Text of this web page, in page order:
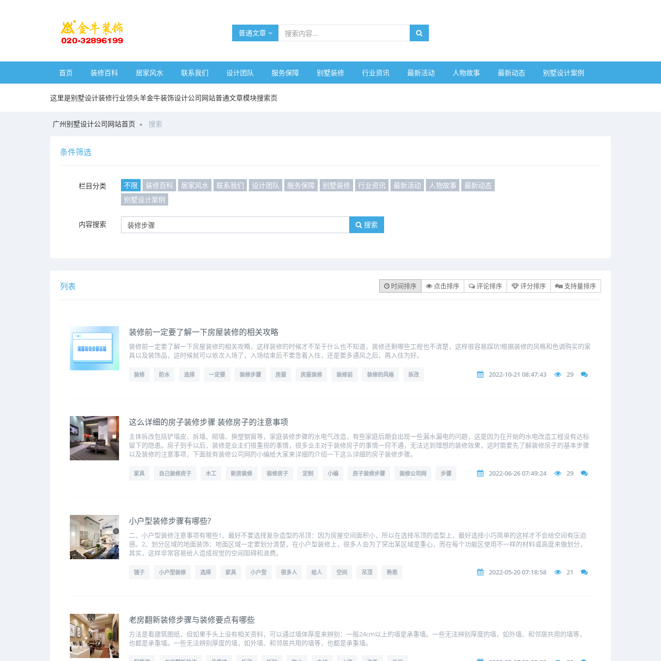
普通文章
首页 装修百科 居家风水 联系我们 设计团队 服务保障 别墅装修 行业资讯 最新活动 人物故事 最新动态 别墅设计案例
这里是别墅设计装修行业领头羊金牛装饰设计公司网站普通文章模块搜索页
广州别墅设计公司网站首页 搜索
条件筛选
栏目分类 不限 装修百科 居家风水 联系我们 设计团队 服务保障 别墅装修 行业资讯 最新活动 人物故事
最新动态
别墅设计案例
内容搜索 搜索
列表 时间排序 点击排序 评论排序 评分排序 支持量排序
装修前一定要了解一下房屋装修的相关攻略
装修前一定要了解一下房屋装修的相关攻略，这样装修的时候才不至于什么也不知道，装修还剩哪些工程也不清楚，这样很容易踩坑!根据装修的风格和色调购买的家
具以及装饰品，这时候就可以依次入场了，入场结束后不要急着入住，还是要多通风之后，再入住为好。
装修 防水 选择 一定要 装修步骤 房屋 房屋装修 装修前 装修的风格 拆改 2022-10-21 08:47:43 29
这么详细的房子装修步骤 装修房子的注意事项
主体拆改包括铲墙皮、拆墙、砌墙、换塑钢窗等，家庭装修步骤的水电气改造，有些家庭后期会出现一些漏水漏电的问题，这是因为在开始的水电改造工程没有达标
留下的隐患。房子到手以后，装修是业主们很重视的事情，很多业主对于装修房子的事情一窍不通，无法达到理想的装修效果，这时需要先了解装修房子的基本步骤
以及装修的注意事项，下面就有装修公司网的小编给大家来详细的介绍一下这么详细的房子装修步骤。
家具 自己装修房子 木工 新房装修 装修房子 定制 小编 房子装修步骤 装修公司网 步骤 2022-06-26 07:49:24 29
小户型装修步骤有哪些?
二、小户型装修注意事项有哪些1、最好不要选择复杂造型的吊顶：因为房屋空间面积小，所以在选择吊顶的造型上，最好选择小巧简单的这样才不会给空间有压迫
感。2、划分区域的地面装饰：地面区域一定要划分清楚，在小户型装修上，很多人会为了突出某区域是重心，而在每个功能区使用不一样的材料或高度来做划分，
其实，这样非常容易给人造成视觉的空间阻碍和浪费。
镜子 小户型装修 选择 家具 小户型 很多人 给人 空间 吊顶 熟悉 2022-05-20 07:18:58 21
老房翻新装修步骤与装修要点有哪些
方法是看建筑图纸，但如果手头上没有相关资料，可以通过墙体厚度来辨别：一般24cm以上的墙是承重墙。一些无法辨别厚度的墙，如外墙、和邻居共用的墙等，
也都是承重墙。一些无法辨别厚度的墙，如外墙、和邻居共用的墙等，也都是承重墙。